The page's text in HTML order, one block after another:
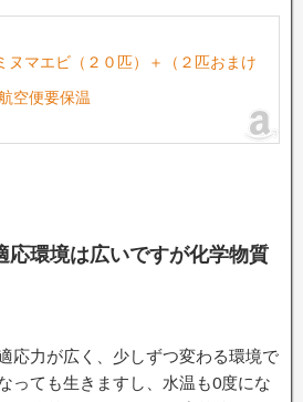
ヌマエビ（２０匹）＋（２匹おまけ
空便要保温
応環境は広いですが化学物質
応力が広く、少しずつ変わる環境で
っても生きますし、水温も0度にな